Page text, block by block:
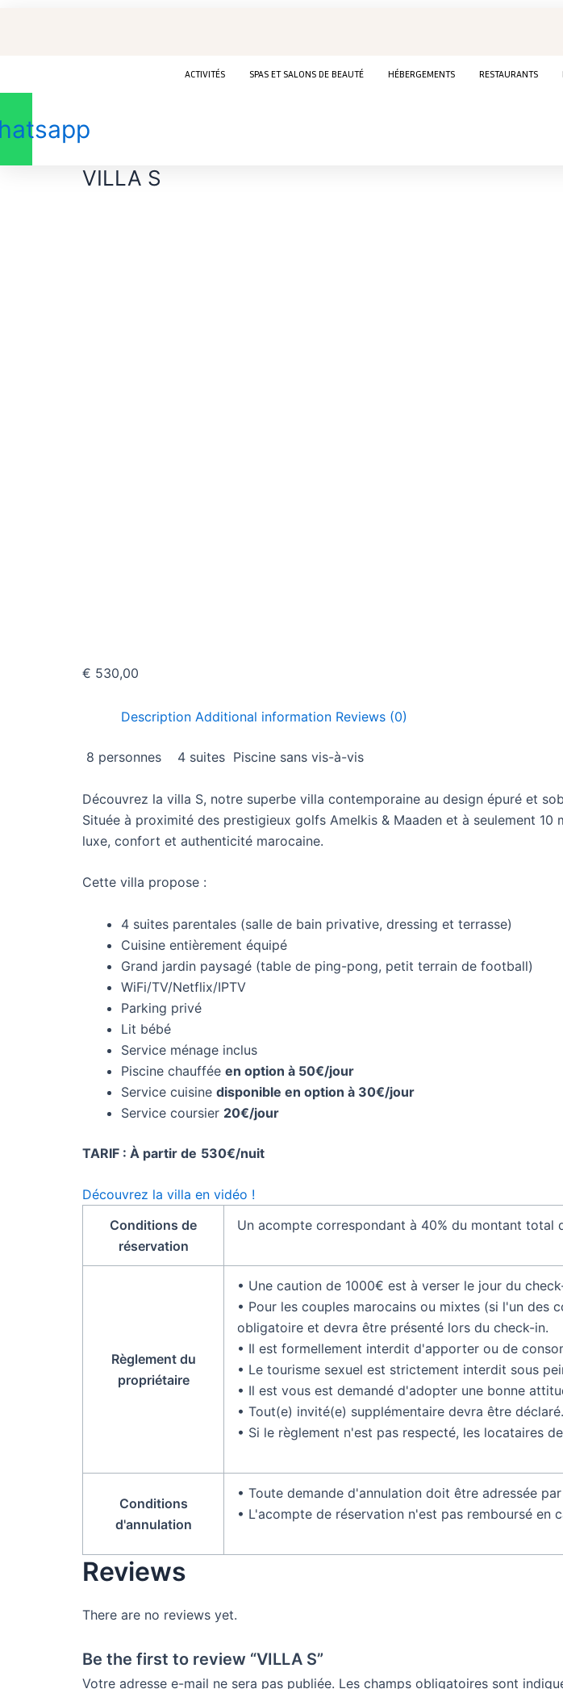
ACTIVITÉS SPAS ET SALONS DE BEAUTÉ HÉBERGEMENTS RESTAURANTS
VILLA S
€ 530,00
Description Additional information Reviews (0)
8 personnes 4 suites Piscine sans vis-à-vis
Découvrez la villa S, notre superbe villa contemporaine au design épuré et
Située à proximité des prestigieux golfs Amelkis & Maaden et à seulement
luxe, confort et authenticité marocaine.
Cette villa propose :
4 suites parentales (salle de bain privative, dressing et terrasse)
Cuisine entièrement équipé
Grand jardin paysagé (table de ping-pong, petit terrain de football)
WiFi/TV/Netflix/IPTV
Parking privé
Lit bébé
Service ménage inclus
Piscine chauffée en option à 50€/jour
Service cuisine disponible en option à 30€/jour
Service coursier 20€/jour
TARIF : À partir de 530€/nuit
Découvrez la villa en vidéo !
Conditions de
réservation
Un acompte correspondant à 40% du montant
Règlement du
propriétaire
• Une caution de 1000€ est à verser le jour du
• Pour les couples marocains ou mixtes (si l'un des
obligatoire et devra être présenté lors du check-in.
• Il est formellement interdit d'apporter ou de
• Le tourisme sexuel est strictement interdit sous
• Il est vous est demandé d'adopter une bonne
• Tout(e) invité(e) supplémentaire devra être déclaré.
• Si le règlement n'est pas respecté, les locataires
Conditions
d'annulation
• Toute demande d'annulation doit être adressée
• L'acompte de réservation n'est pas remboursé en
Reviews
There are no reviews yet.
Be the first to review “VILLA S”
Votre adresse e-mail ne sera pas publiée. Les champs obligatoires sont